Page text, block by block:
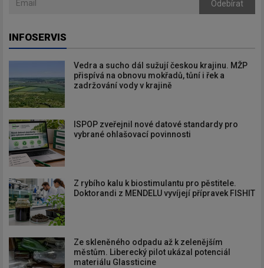
Odebírat
INFOSERVIS
Vedra a sucho dál sužují českou krajinu. MŽP
přispívá na obnovu mokřadů, tůní i řek a
zadržování vody v krajině
ISPOP zveřejnil nové datové standardy pro
vybrané ohlašovací povinnosti
Z rybího kalu k biostimulantu pro pěstitele.
Doktorandi z MENDELU vyvíjejí přípravek FISHIT
Ze skleněného odpadu až k zelenějším
městům. Liberecký pilot ukázal potenciál
materiálu Glassticine